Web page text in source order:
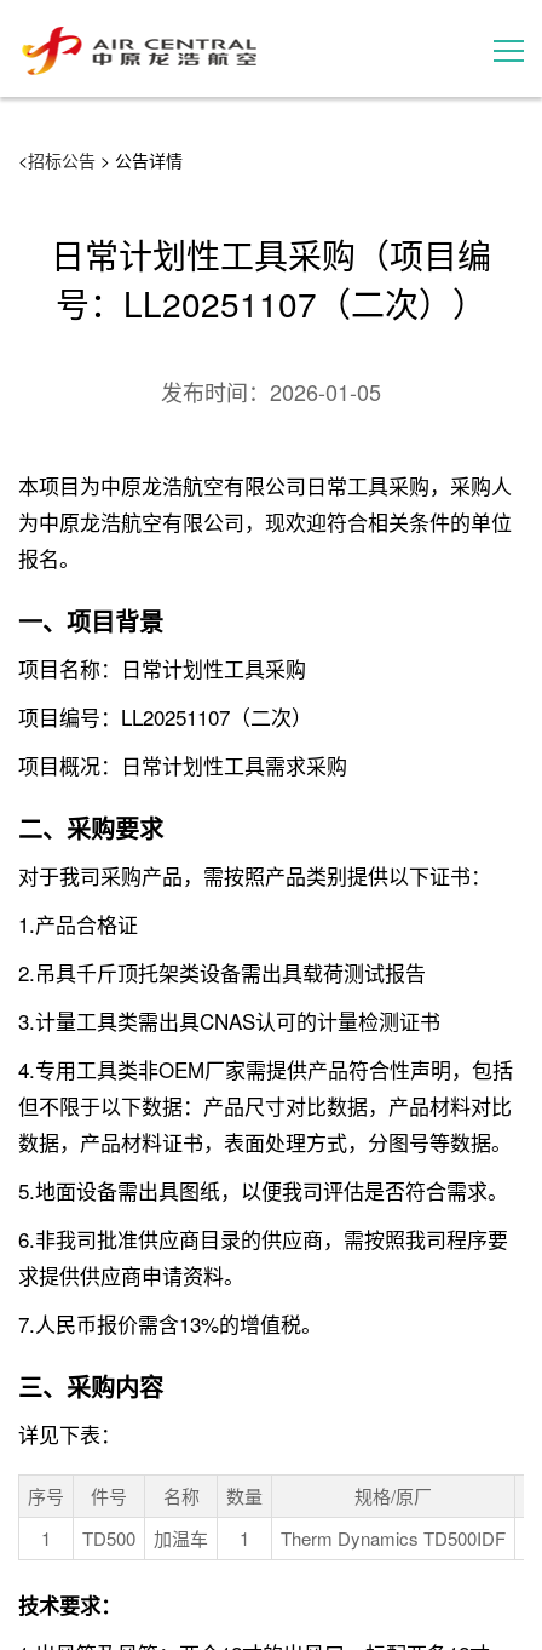
用户案例
<招标公告 > 公告详情
日常计划性工具采购（项目编
号：LL20251107（二次））
发布时间： 2026-01-05
本项目为中原龙浩航空有限公司日常工具采购，采购人
为中原龙浩航空有限公司，现欢迎符合相关条件的单位
报名。
一、项目背景
项目名称：日常计划性工具采购
项目编号：LL20251107（二次）
项目概况：日常计划性工具需求采购
二、采购要求
对于我司采购产品，需按照产品类别提供以下证书：
1.产品合格证
2.吊具千斤顶托架类设备需出具载荷测试报告
3.计量工具类需出具CNAS认可的计量检测证书
4.专用工具类非OEM厂家需提供产品符合性声明，包括
但不限于以下数据：产品尺寸对比数据，产品材料对比
数据，产品材料证书，表面处理方式，分图号等数据。
5.地面设备需出具图纸，以便我司评估是否符合需求。
6.非我司批准供应商目录的供应商，需按照我司程序要
求提供供应商申请资料。
7.人民币报价需含13%的增值税。
三、采购内容
详见下表：
序号 件号 名称 数量 规格/原厂
1
TD500 加温车 1 Therm Dynamics TD500IDF
技术要求：